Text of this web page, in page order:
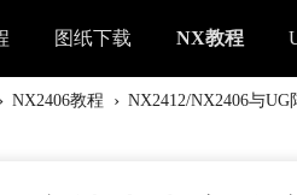
图纸下载 NX教程
› NX2406教程 › NX2412/NX2406与